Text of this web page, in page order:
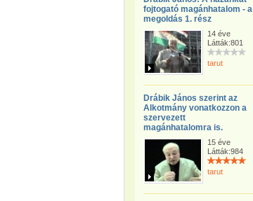
fojtogató magánhatalom - a
megoldás 1. rész
14 éve
Látták:801
tarut
Drábik János szerint az
Alkotmány vonatkozzon a
szervezett
magánhatalomra is.
15 éve
Látták:984
tarut